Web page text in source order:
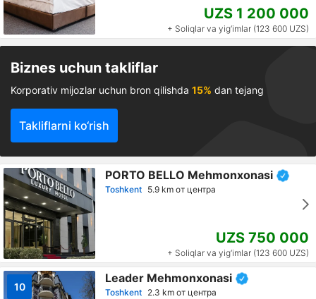
UZS 1 200 000
+ Soliqlar va yig‘imlar (123 600 UZS)
Biznes uchun takliflar
Korporativ mijozlar uchun bron qilishda 15% dan tejang
Takliflarni ko‘rish
PORTO BELLO Mehmonxonasi
Toshkent 5.9 km от центра
UZS 750 000
+ Soliqlar va yig‘imlar (123 600 UZS)
10
Leader Mehmonxonasi
Toshkent 2.3 km от центра